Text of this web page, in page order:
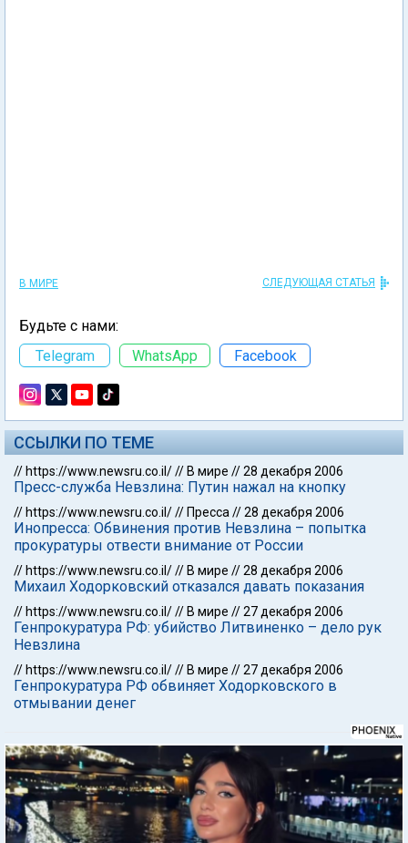
В МИРЕ СЛЕДУЮЩАЯ СТАТЬЯ
Будьте с нами:
Telegram
WhatsApp Facebook
ССЫЛКИ ПО ТЕМЕ
// https://www.newsru.co.il/// В мире //28 декабря 2006
Пресс-служба Невзлина: Путин нажал на кнопку
// https://www.newsru.co.il/// Пресса //28 декабря 2006
Инопресса: Обвинения против Невзлина – попытка
прокуратуры отвести внимание от России
// https://www.newsru.co.il/// В мире //28 декабря 2006
Михаил Ходорковский отказался давать показания
// https://www.newsru.co.il/// В мире //27 декабря 2006
Генпрокуратура РФ: убийство Литвиненко – дело рук
Невзлина
// https://www.newsru.co.il/// В мире //27 декабря 2006
Генпрокуратура РФ обвиняет Ходорковского в
отмывании денег